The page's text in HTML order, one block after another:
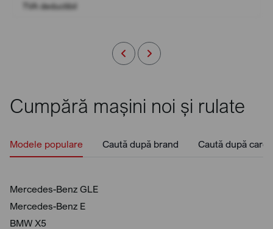
TVA deductibil
Cumpără mașini noi și rulate
Modele populare Caută după brand Caută după
Mercedes-Benz GLE
Mercedes-Benz E
BMW X5